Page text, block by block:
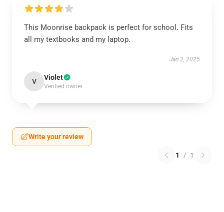
This Moonrise backpack is perfect for school. Fits
all my textbooks and my laptop.
Jan 2, 2025
V Violet
Verified owner
Write your review
1 / 1